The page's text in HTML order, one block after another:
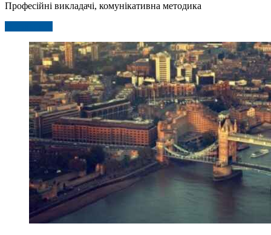
Професійні викладачі, комунікативна методика